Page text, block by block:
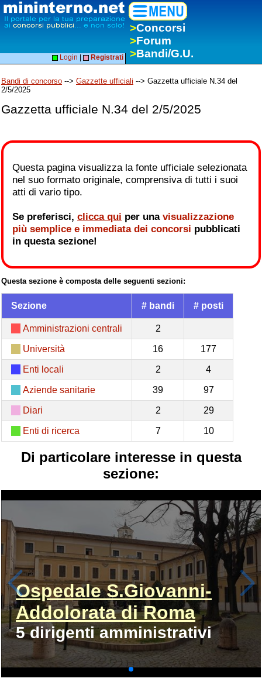
>Concorsi
>Forum
>Bandi/G.U.
Login Registrati
Bandi di concorso --> Gazzette ufficiali --> Gazzetta ufficiale N.34 del
2/5/2025
Gazzetta ufficiale N.34 del 2/5/2025
Questa pagina visualizza la fonte ufficiale selezionata
nel suo formato originale, comprensiva di tutti i suoi
atti di vario tipo.
Se preferisci, clicca qui per una visualizzazione
più semplice e immediata dei concorsi pubblicati
in questa sezione!
Questa sezione è composta delle seguenti sezioni:
Sezione # bandi # posti
Amministrazioni centrali 2
Università 16 177
Enti locali 2 4
Aziende sanitarie 39 97
Diari 2 29
Enti di ricerca 7 10
Di particolare interesse in questa
sezione:
Ospedale S.Giovanni-
Addolorata di Roma
5 dirigenti amministrativi